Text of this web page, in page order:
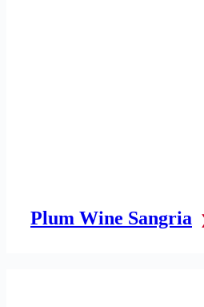
Plum Wine Sangria